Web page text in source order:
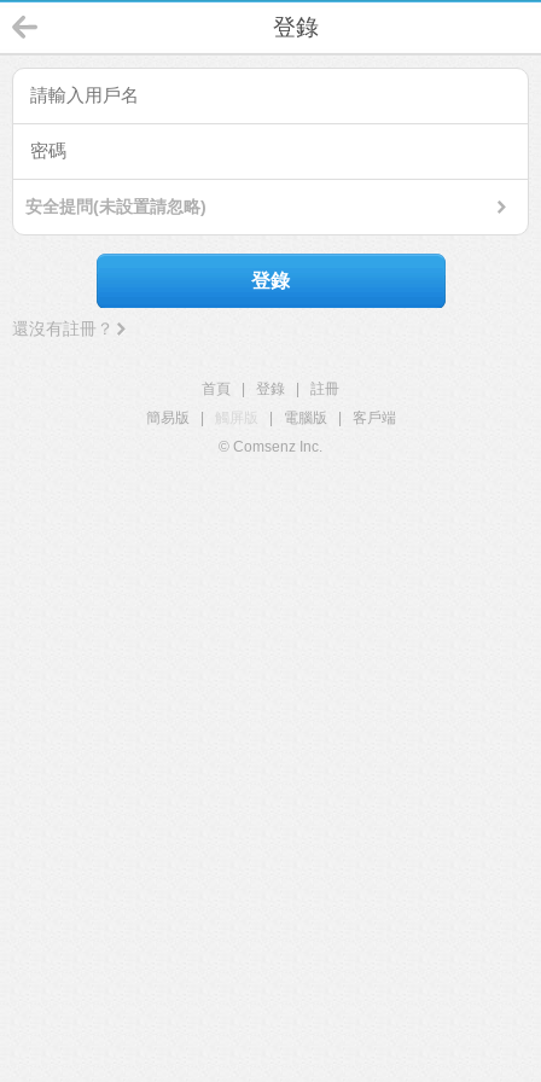
登錄
安全提問(未設置請忽略)
登錄
還沒有註冊？
首頁 登錄
註冊
簡易版
觸屏版 電腦版
客戶端
© Comsenz Inc.